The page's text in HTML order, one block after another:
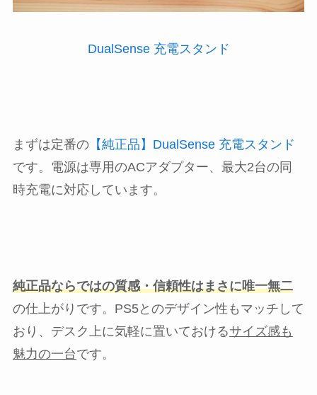
DualSense 充電スタンド
まずは定番の【純正品】DualSense 充電スタンド
です。電源は専用のACアダプター、最大2台の同
時充電に対応しています。
純正品ならではの質感・信頼性はまさに唯一無二
の仕上がりです。PS5とのデザイン性もマッチして
おり、デスク上に気軽に置いておけるサイズ感も
魅力の一台です。